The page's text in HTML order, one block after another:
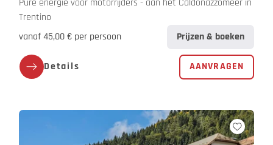
Pure energie voor motorrijders - aan het Caldonazzomeer in
Trentino
vanaf 45,00 € per persoon
Prijzen & boeken
Details AANVRAGEN